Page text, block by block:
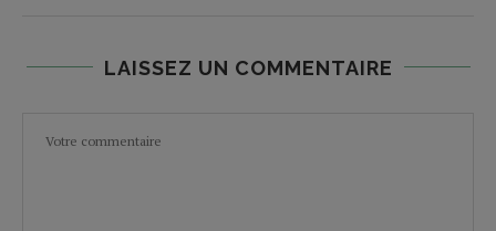
LAISSEZ UN COMMENTAIRE